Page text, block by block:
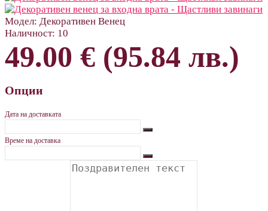
Модел: Декоративен Венец
Наличност: 10
49.00 € (95.84 лв.)
Опции
Дата на доставката
Време на доставка